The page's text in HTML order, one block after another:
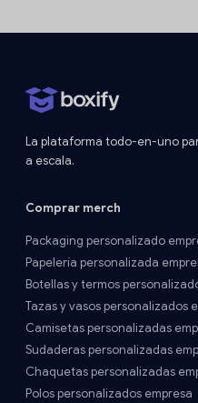
La plataforma todo-en-uno
a escala.
Comprar merch
Packaging personalizado
Papelería personalizada
Botellas y termos
Tazas y vasos personalizados
Camisetas personalizadas
Sudaderas personalizadas
Chaquetas personalizadas
Polos personalizados empresa